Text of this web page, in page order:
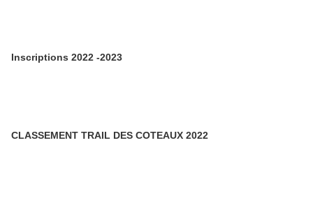
Inscriptions 2022 -2023
CLASSEMENT TRAIL DES COTEAUX 2022